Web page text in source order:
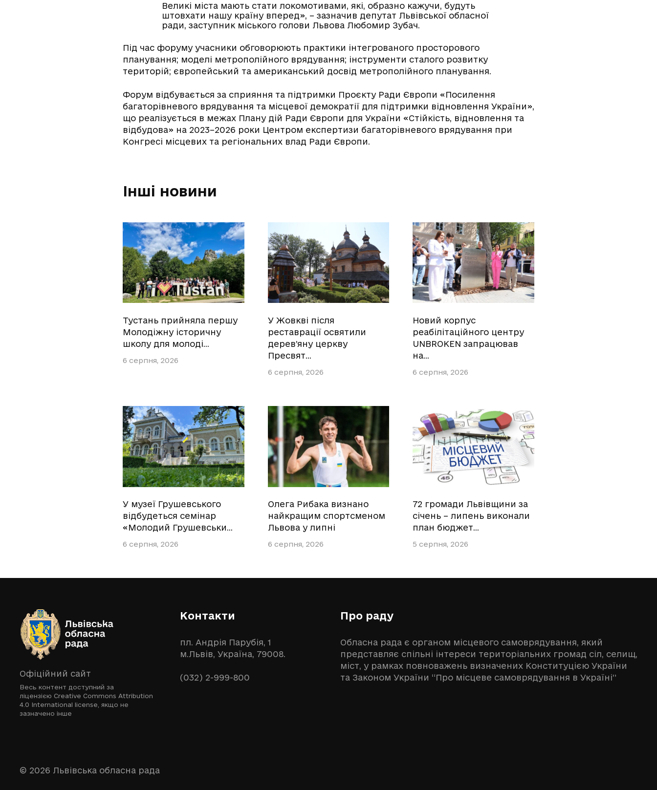
Великі міста мають стати локомотивами, які, образно кажучи, будуть
штовхати нашу країну вперед», – зазначив депутат Львівської обласної
ради, заступник міського голови Львова Любомир Зубач.
Під час форуму учасники обговорюють практики інтегрованого просторового
планування; моделі метрополійного врядування; інструменти сталого розвитку
територій; європейський та американський досвід метрополійного планування.
Форум відбувається за сприяння та підтримки Проєкту Ради Європи «Посилення
багаторівневого врядування та місцевої демократії для підтримки відновлення України»,
що реалізується в межах Плану дій Ради Європи для України «Стійкість, відновлення та
відбудова» на 2023–2026 роки Центром експертизи багаторівневого врядування при
Конгресі місцевих та регіональних влад Ради Європи.
Інші новини
Тустань прийняла першу
Молодіжну історичну
школу для молоді…
6 серпня, 2026
У Жовкві після
реставрації освятили
дерев’яну церкву
Пресвят…
6 серпня, 2026
Новий корпус
реабілітаційного центру
UNBROKEN запрацював
на…
6 серпня, 2026
У музеї Грушевського
відбудеться семінар
«Молодий Грушевськи…
6 серпня, 2026
Олега Рибака визнано
найкращим спортсменом
Львова у липні
6 серпня, 2026
72 громади Львівщини за
січень – липень виконали
план бюджет…
5 серпня, 2026
Офіційний сайт
Весь контент доступний за
ліцензією Creative Commons Attribution
4.0 International license , якщо не
зазначено інше
Контакти
пл. Андрія Парубія, 1
м.Львів, Україна, 79008.
(032) 2-999-800
Про раду
Обласна рада є органом місцевого самоврядування, який
представляє спільні інтереси територіальних громад сіл, селищ,
міст, у рамках повноважень визначених Конституцією України
та Законом України “Про місцеве самоврядування в Україні”
© 2026 Львівська обласна рада